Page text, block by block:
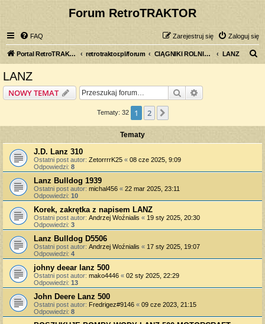
Forum RetroTRAKTOR
FAQ Zaloguj się
Zarejestruj się
Portal RetroTRAKTOR.pl retrotraktor.pl/forum CIĄGNIKI ROLNICZE LANZ
LANZ
NOWY TEMAT Szukaj
Tematy: 32 1 2
Tematy
J.D. Lanz 310
Ostatni post autor: ZetorrrrK25 « 08 cze 2025, 9:09
Odpowiedzi: 8
Lanz Bulldog 1939
Ostatni post autor: michal456 « 22 mar 2025, 23:11
Odpowiedzi: 10
Korek, zakrętka z napisem LANZ
Ostatni post autor: Andrzej Woźnialis « 19 sty 2025, 20:30
Odpowiedzi: 3
Lanz Bulldog D5506
Ostatni post autor: Andrzej Woźnialis « 17 sty 2025, 19:07
Odpowiedzi: 4
johny deear lanz 500
Ostatni post autor: mako4446 « 02 sty 2025, 22:29
Odpowiedzi: 13
John Deere Lanz 500
Ostatni post autor: Fredrigez#9146 « 09 cze 2023, 21:15
Odpowiedzi: 8